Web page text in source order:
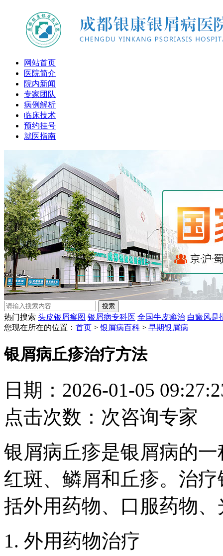
网站首页
医院简介
院内新闻
专家团队
病例解析
临床技术
预约挂号
就医指南
热门搜索 头皮银屑癣图 银屑病专科医 全国牛皮癣治 白癜风是
您现在所在的位置： 首页 > 银屑病百科 > 早期银屑病
银屑病丘疹治疗方法
日期：2026-01-05
点击次数： 次咨询专家
银屑病丘疹是银屑病的
红斑、鳞屑和丘疹。治
括外用药物、口服药物
1. 外用药物治疗